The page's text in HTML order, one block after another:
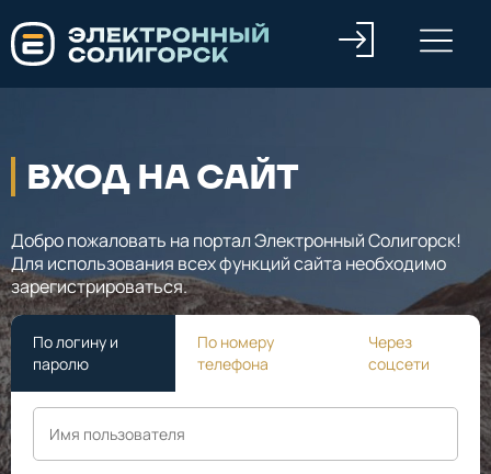
ВХОД НА САЙТ
Добро пожаловать на портал Электронный Солигорск!
Для использования всех функций сайта необходимо
зарегистрироваться.
По логину и
паролю
По номеру
телефона
Через
соцсети